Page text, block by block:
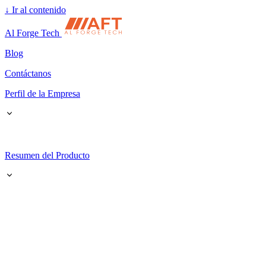
↓ Ir al contenido
Al Forge Tech
Blog
Contáctanos
Perfil de la Empresa
Resumen del Producto